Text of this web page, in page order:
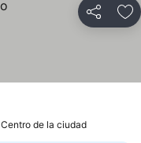
Compartir
de la ciudad